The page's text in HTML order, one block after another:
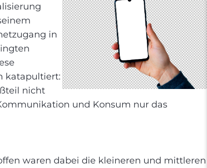
in
katapultiert:
nicht
und Konsum nur das
waren dabei die kleineren und mittleren